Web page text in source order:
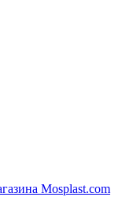
Mosplast.com